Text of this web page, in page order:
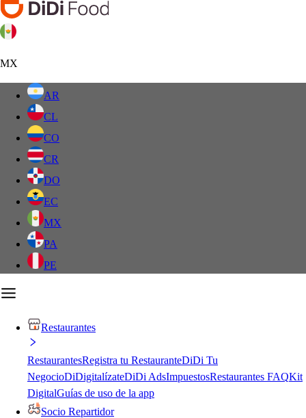
MX
AR
CL
CO
CR
DO
EC
MX
PA
PE
Restaurantes
RestaurantesRegistra tu RestauranteDiDi Tu
NegocioDiDigitalízateDiDi AdsImpuestosRestaurantes FAQKit
DigitalGuías de uso de la app
Socio Repartidor